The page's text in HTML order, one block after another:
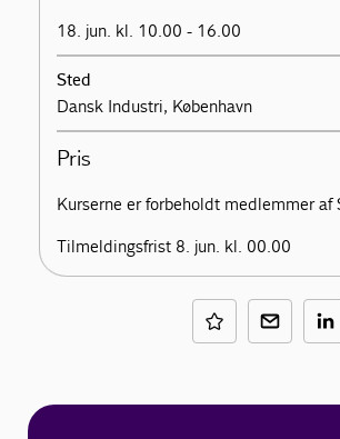
18. jun. kl. 10.00 - 16.00
Sted
Dansk Industri, København
Pris
Kurserne er forbeholdt medlemmer af
Tilmeldingsfrist 8. jun. kl. 00.00